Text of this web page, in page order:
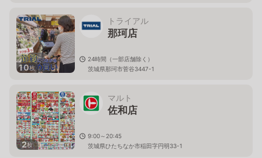
10枚
トライアル
那珂店
24時間（一部店舗除く）
茨城県那珂市菅谷3447-1
2枚
マルト
佐和店
9:00～20:45
茨城県ひたちなか市稲田字円明33-1